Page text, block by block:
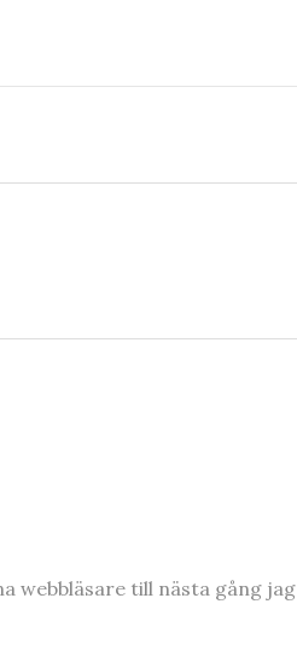
webbläsare till nästa gång jag